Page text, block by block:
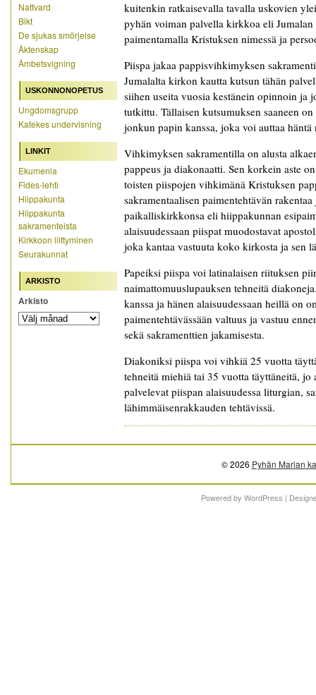
Nattvard
Bikt
De sjukas smörjelse
Äktenskap
Ämbetsvigning
USKONNONOPETUS
Ungdomsgrupp
Katekes undervisning
LINKIT
Ekumenia
Fides-lehti
Hiippakunta
Hiippakunta
sakramenteista
Kirkkoon liittyminen
Seurakunnat
ARKISTO
Arkisto
kuitenkin ratkaisevalla tavalla uskovien
pyhän voiman palvella kirkkoa eli
paimentamalla Kristuksen nimessä ja
Piispa jakaa pappisvihkimyksen
Jumalalta kirkon kautta kutsun tähän
siihen useita vuosia kestänein opinnoin ja
tutkittu. Tällaisen kutsumuksen saaneen
jonkun papin kanssa, joka voi auttaa
Vihkimyksen sakramentilla on alusta
pappeus ja diakonaatti. Sen korkein aste
toisten piispojen vihkimänä Kristuksen
sakramentaalisen paimentehtävän
paikalliskirkkonsa eli hiippakunnan
alaisuudessaan piispat muodostavat
joka kantaa vastuuta koko kirkosta ja sen
Papeiksi piispa voi latinalaisen riituksen
naimattomuuslupauksen tehneitä
kanssa ja hänen alaisuudessaan heillä on
paimentehtävässään valtuus ja vastuu
sekä sakramenttien jakamisesta.
Diakoniksi piispa voi vihkiä 25 vuotta
tehneitä miehiä tai 35 vuotta täyttäneitä,
palvelevat piispan alaisuudessa liturgian,
lähimmäisenrakkauden tehtävissä.
© 2026 Pyhän Marian
Powered by WordPress |